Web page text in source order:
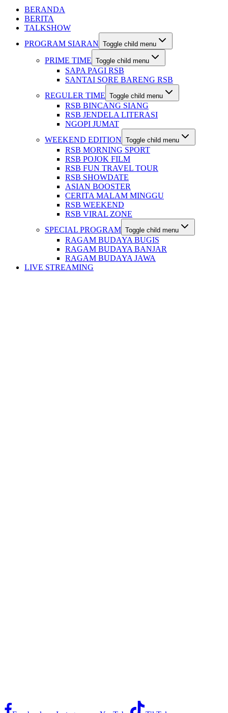
BERANDA
BERITA
TALKSHOW
PROGRAM SIARAN Toggle child menu
PRIME TIME Toggle child menu
SAPA PAGI RSB
SANTAI SORE BARENG RSB
REGULER TIME Toggle child menu
RSB BINCANG SIANG
RSB JENDELA LITERASI
NGOPI JUMAT
WEEKEND EDITION Toggle child menu
RSB MORNING SPORT
RSB POJOK FILM
RSB FUN TRAVEL TOUR
RSB SHOWDATE
ASIAN BOOSTER
CERITA MALAM MINGGU
RSB WEEKEND
RSB VIRAL ZONE
SPECIAL PROGRAM Toggle child menu
RAGAM BUDAYA BUGIS
RAGAM BUDAYA BANJAR
RAGAM BUDAYA JAWA
LIVE STREAMING